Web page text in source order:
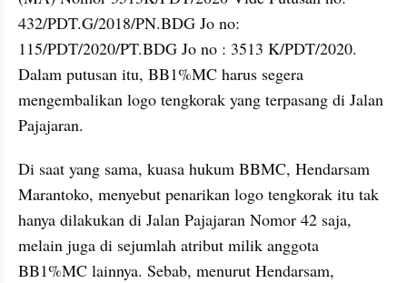
432/PDT.G/2018/PN.BDG Jo no:
115/PDT/2020/PT.BDG Jo no : 3513 K/PDT/2020.
Dalam putusan itu, BB1%MC harus segera
mengembalikan logo tengkorak yang terpasang di Jalan
Pajajaran.
Di saat yang sama, kuasa hukum BBMC, Hendarsam
Marantoko, menyebut penarikan logo tengkorak itu tak
hanya dilakukan di Jalan Pajajaran Nomor 42 saja,
melain juga di sejumlah atribut milik anggota
BB1%MC lainnya. Sebab, menurut Hendarsam,